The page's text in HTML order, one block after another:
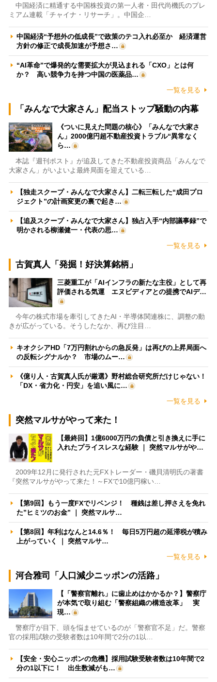
中国経済に精通する中国株投資の第一人者・田代尚機氏のプレ
ミアム連載「チャイナ・リサーチ」。中国企…
中国経済“予想外の低成長”で政策のテコ入れ必至か 経済運営
方針の修正で成長加速が予想さ…
“AI革命”で爆発的な需要拡大が見込まれる「CXO」とは何
か？ 高い競争力を持つ中国の医薬品…
一覧を見る
「みんなで大家さん」配当ストップ騒動の内幕
《ついに見えた問題の核心》「みんなで大家さ
ん」2000億円超不動産投資トラブル“異常なく
ら…
本誌『週刊ポスト』が追及してきた不動産投資商品「みんなで
大家さん」がいよいよ最終局面を迎えている…
【独走スクープ・みんなで大家さん】二転三転した“成田プロ
ジェクト”の計画変更の裏で起き…
【追及スクープ・みんなで大家さん】独占入手“内部議事録”で
明かされる柳瀬健一・代表の思…
一覧を見る
古賀真人「発掘！好決算銘柄」
三菱重工が「AIインフラの新たな主役」として再
評価される気運 エヌビディアとの提携でAIデ…
今年の株式市場を牽引してきたAI・半導体関連株に、調整の動
きが広がっている。そうしたなか、再び注目…
キオクシアHD「7万円割れからの急反発」は再びの上昇局面へ
の反転シグナルか？ 市場のムー…
《億り人・古賀真人氏が厳選》野村総合研究所だけじゃない！
「DX・省力化・円安」を追い風に…
一覧を見る
突然マルサがやって来た！
【最終回】1億6000万円の負債と引き換えに手に
入れたプライスレスな経験 ｜ 突然マルサがや…
2009年12月に発行された元FXトレーダー・磯貝清明氏の著書
『突然マルサがやって来た！～FXで10億円稼い…
【第9回】もう一度FXでリベンジ！ 種銭は差し押さえを免れ
た”ヒミツのお金” ｜ 突然マルサ…
【第8回】年利はなんと14.6％！ 毎日5万円超の延滞税が積み
上がっていく ｜ 突然マルサ…
一覧を見る
河合雅司「人口減少ニッポンの活路」
【「警察官離れ」に歯止めはかかるか？】警察庁
が本気で取り組む「警察組織の構造改革」 実
現…
警察庁が目下、頭を悩ませているのが「警察官不足」だ。警察
官の採用試験の受験者数は10年間で2分の1以…
【安全・安心ニッポンの危機】採用試験受験者数は10年間で2
分の1以下に！ 出生数減がも…